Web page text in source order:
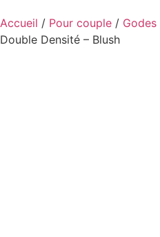
Accueil / Pour couple / Godes
Double Densité – Blush